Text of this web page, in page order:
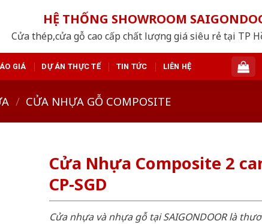
HỆ THỐNG SHOWROOM
Cửa thép,cửa gỗ cao cấp chất lượng giá siêu rẻ tại TP
GIÁ DỰ ÁN THỰC TẾ TIN TỨC LIÊN HỆ
/ CỬA NHỰA GỖ COMPOSITE
Cửa Nhựa Composite 2
CP-SGD
Cửa nhựa và nhựa gỗ tại SAIGONDOOR là